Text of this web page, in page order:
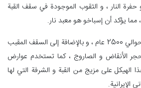
النار ، و الثقوب الموجودة في سقف القبة
يؤكد أن إسباخو هو معبد نار.
يقدر عمر معبد نار إسباخو بحوالي 2500 عام ، و بالإضافة إلى السقف المقبب
الأنقاض و الصاروج ، كما تستخدم عوارض
الهيكل على مزيج من القبة و الشرفة التي لها
الإيرانية.